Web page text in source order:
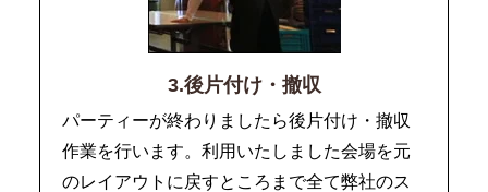
3.後片付け・撤収
パーティーが終わりましたら後片付け・撤収
作業を行います。利用いたしました会場を元
のレイアウトに戻すところまで全て弊社のス